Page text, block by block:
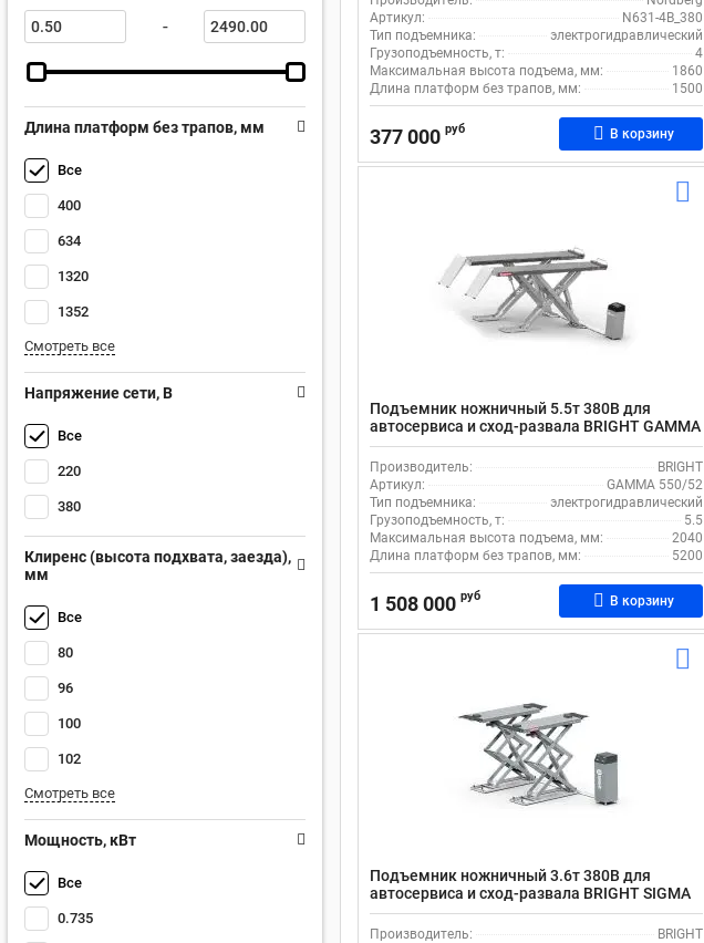
-
Длина платформ без трапов, мм
Все
400
634
1320
1352
Смотреть все
Напряжение сети, В
Все
220
380
Клиренс (высота подхвата, заезда),
мм
Все
80
96
100
102
Смотреть все
Мощность, кВт
Все
0.735
Артикул:
N631-4B_380
Тип подъемника:
электрогидравлический
Грузоподъемность, т:
4
Максимальная высота подъема, мм:
1860
Длина платформ без трапов, мм:
1500
377 000 руб В корзину
Подъемник ножничный 5.5т 380В для
автосервиса и сход-развала BRIGHT GAMMA
550/52 электрогидравлический
Производитель:
BRIGHT
Артикул:
GAMMA 550/52
Тип подъемника:
электрогидравлический
Грузоподъемность, т:
5.5
Максимальная высота подъема, мм:
2040
Длина платформ без трапов, мм:
5200
1 508 000 руб В корзину
Подъемник ножничный 3.6т 380В для
автосервиса и сход-развала BRIGHT SIGMA
360 электрогидравлический
Производитель:
BRIGHT